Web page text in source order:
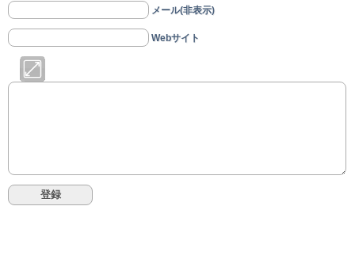
メール(非表示)
Webサイト